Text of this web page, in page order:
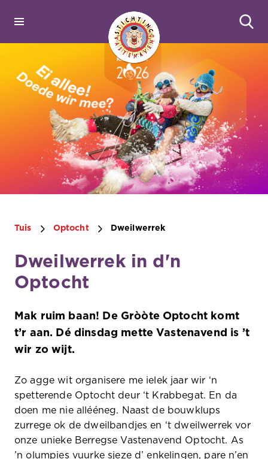
Tuis Optocht Dweilwerrek
Dweilwerrek in d'n
Optocht
Mak ruim baan! De Gròòte Optocht komt
t’r aan. Dé dinsdag mette Vastenavend is ’t
wir zo wijt.
Zo agge wit organisere me ielek jaar wir ‘n
spetterende Optocht deur ‘t Krabbegat. En da
doen me nie allééneg. Naast de bouwklups
zurrege ok de dweilbandjes en ‘t dweilwerrek vor
onze unieke Berregse Vastenavend Optocht. As
’n olumpies vuurke sjeze d’ enkelingen, pare n’en